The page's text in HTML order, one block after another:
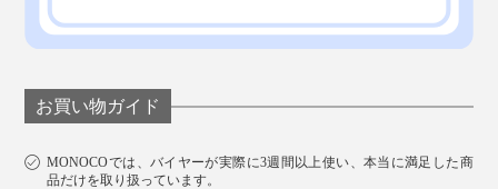
お買い物ガイド
MONOCOでは、バイヤーが実際に3週間以上使い、本当に満足した商
品だけを取り扱っています。